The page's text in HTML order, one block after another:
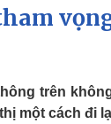
Dự báo thời tiết
Giáo dục
Biển đảo
Quân sự - Quốc
trên
một cách đi